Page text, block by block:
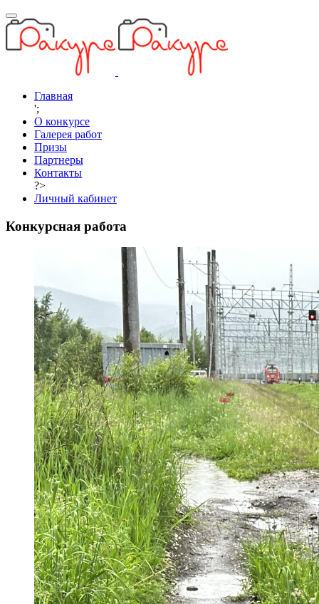
Главная
';
О конкурсе
Галерея работ
Призы
Партнеры
Контакты
?>
Личный кабинет
Конкурсная работа